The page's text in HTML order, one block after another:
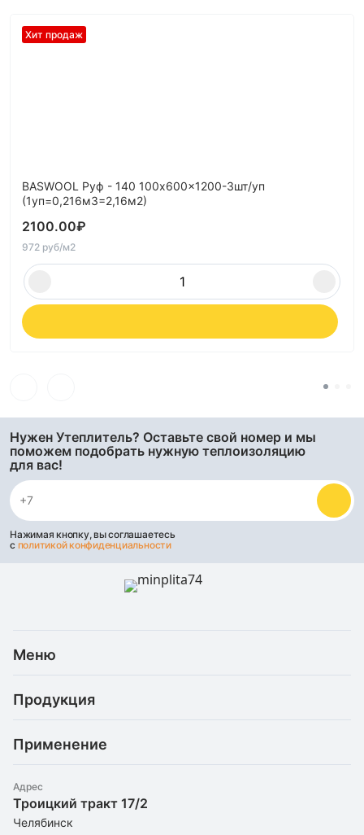
Хит продаж
BASWOOL Руф - 140 100x600x1200-3шт/уп
(1уп=0,216м3=2,16м2)
2100.00₽
972 руб/м2
Нужен Утеплитель? Оставьте свой номер и мы
поможем подобрать нужную теплоизоляцию
для вас!
Нажимая кнопку, вы соглашаетесь
с политикой конфиденциальности
Меню
Услуги
Доставка и оплата
О компании
Утеплители оптом
Контакты
Продукция
Базальтовая теплоизоляция
Штапельное стекловолокно
Экструдированный пенополистирол
Пенопласт
Применение
Для бани/сауны
Для вентиляции
Для камина
Адрес
Троицкий тракт 17/2
Челябинск